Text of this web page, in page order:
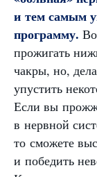
и тем самым
программу.
прожигать
чакры, но,
упустить
Если вы
в нервной
то сможете
и победить